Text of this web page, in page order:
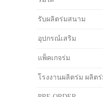
รับผลิตร่มสนาม
อุปกรณ์เสริม
แพ็คเกจร่ม
โรงงานผลิตร่ม ผลิต